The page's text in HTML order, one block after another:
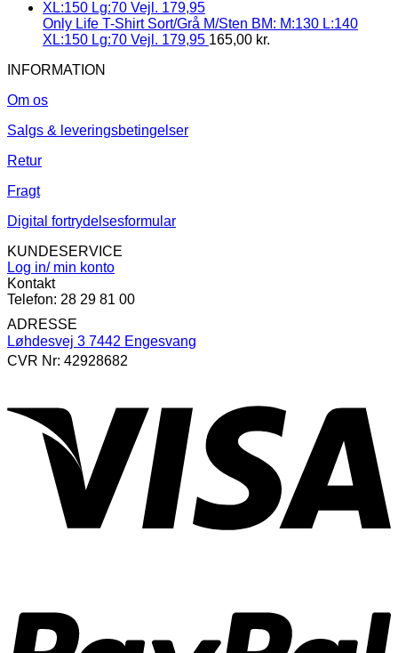
Only Life T-Shirt Sort/Grå M/Sten BM: M:130 L:140
XL:150 Lg:70 Vejl. 179,95 165,00 kr.
INFORMATION
Om os
Salgs & leveringsbetingelser
Retur
Fragt
Digital fortrydelsesformular
KUNDESERVICE
Log in/ min konto
Kontakt
Telefon: 28 29 81 00
ADRESSE
Løhdesvej 3 7442 Engesvang
CVR Nr: 42928682